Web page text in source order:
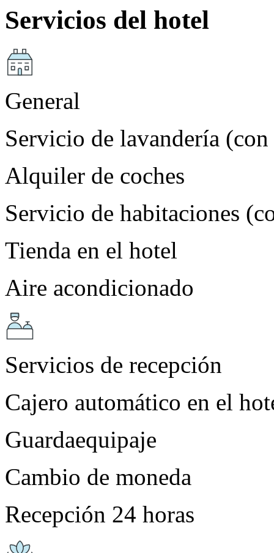
Servicios del hotel
General
Servicio de lavandería
Alquiler de coches
Servicio de habitaciones
Tienda en el hotel
Aire acondicionado
Servicios de recepción
Cajero automático en el
Guardaequipaje
Cambio de moneda
Recepción 24 horas